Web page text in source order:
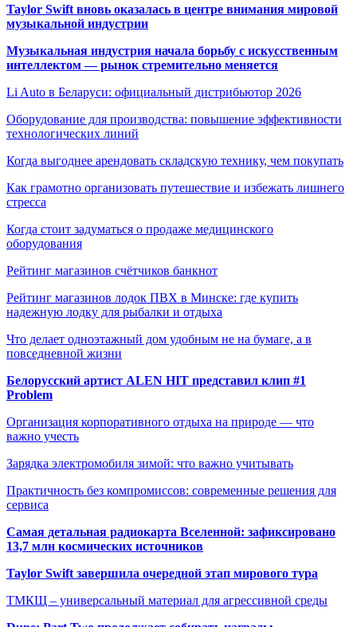
Taylor Swift вновь оказалась в центре внимания мировой
музыкальной индустрии
Музыкальная индустрия начала борьбу с искусственным
интеллектом — рынок стремительно меняется
Li Auto в Беларуси: официальный дистрибьютор 2026
Оборудование для производства: повышение эффективности
технологических линий
Когда выгоднее арендовать складскую технику, чем покупать
Как грамотно организовать путешествие и избежать лишнего
стресса
Когда стоит задуматься о продаже медицинского
оборудования
Рейтинг магазинов счётчиков банкнот
Рейтинг магазинов лодок ПВХ в Минске: где купить
надежную лодку для рыбалки и отдыха
Что делает одноэтажный дом удобным не на бумаге, а в
повседневной жизни
Белорусский артист ALEN HIT представил клип #1
Problem
Организация корпоративного отдыха на природе — что
важно учесть
Зарядка электромобиля зимой: что важно учитывать
Практичность без компромиссов: современные решения для
сервиса
Самая детальная радиокарта Вселенной: зафиксировано
13,7 млн космических источников
Taylor Swift завершила очередной этап мирового тура
ТМКЩ – универсальный материал для агрессивной среды